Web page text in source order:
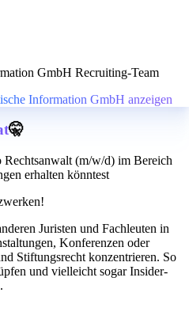
GmbH Recruiting-Team
Information GmbH anzeigen
🤫
(m/w/d) im Bereich
erhalten könntest
Juristen und Fachleuten in
Konferenzen oder
Stiftungsrecht konzentrieren. So
und vielleicht sogar Insider-